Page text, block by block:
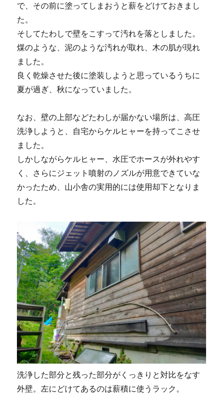
で、その前に塗ってしまおうと薪をどけておきまし
た。
そしてたわしで壁をこすって汚れを落としました。
煤のような、泥のような汚れが取れ、木の肌が現れ
ました。
良く乾燥させた後に塗装しようと思っているうちに
夏が過ぎ、秋になっていました。
なお、壁の上部などたわしが届かない場所は、高圧
洗浄しようと、自宅からケルヒャーを持ってこさせ
ました。
しかしながらケルヒャー、水圧でホースが外れやす
く、さらにジェット噴射のノズルが用意できていな
かったため、山小舎の実用的には使用却下となりま
した。
洗浄した部分と残った部分がくっきりと対比をなす
外壁。左にどけてあるのは薪積に使うラック。